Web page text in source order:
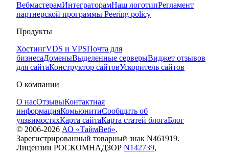
ВебмастерамИнтеграторамНаш логотипРегламент
партнерской программы Peering policy
Продукты
ХостингVDS и VPSПочта для
бизнесаДоменыВыделенные серверыВиджет отзывов
для сайтаКонструктор сайтовУскоритель сайтов
О компании
О насОтзывыКонтактная
информацияКомьюнитиСообщить об
уязвимостяхКарта сайтаКарта статей блогаБлог
© 2006-2026 АО «ТаймВеб».
Зарегистрированный товарный знак N461919.
Лицензии РОСКОМНАДЗОР N142739,